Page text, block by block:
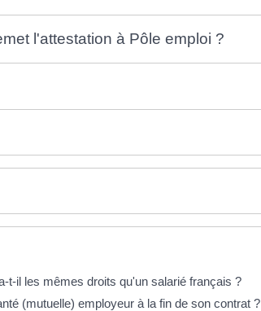
l'attestation à Pôle emploi ?
t-il les mêmes droits qu'un salarié français ?
(mutuelle) employeur à la fin de son contrat ?